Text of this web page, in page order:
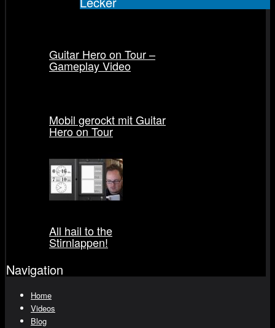
Guitar Hero on Tour –
Gameplay Video
Mobil gerockt mit Guitar
Hero on Tour
All hail to the
Stirnlappen!
Navigation
Home
Videos
Blog